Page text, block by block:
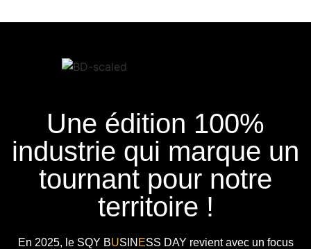
Une édition 100%
industrie qui marque un
tournant pour notre
territoire !
En 2025, le SQY BUSIN ESS DAY revient avec un focus